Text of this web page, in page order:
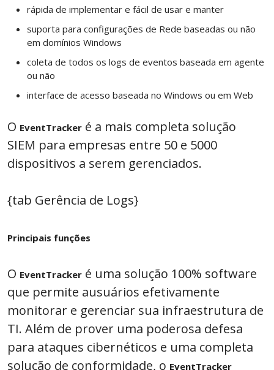
rápida de implementar e fácil de usar e manter
suporta para configurações de Rede baseadas ou não
em domínios Windows
coleta de todos os logs de eventos baseada em agente
ou não
interface de acesso baseada no Windows ou em Web
O EventTracker é a mais completa solução
SIEM para empresas entre 50 e 5000
dispositivos a serem gerenciados.
{tab Gerência de Logs}
Principais funções
O EventTracker é uma solução 100% software
que permite ausuários efetivamente
monitorar e gerenciar sua infraestrutura de
TI. Além de prover uma poderosa defesa
para ataques cibernéticos e uma completa
solução de conformidade, o EventTracker